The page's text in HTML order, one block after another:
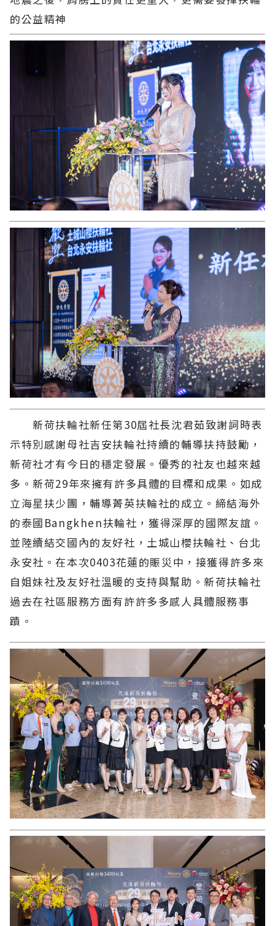
的公益精神
新荷扶輪社新任第30屆社長沈君茹致謝詞時表
示特別感謝母社吉安扶輪社持續的輔導扶持鼓勵，
新荷社才有今日的穩定發展。優秀的社友也越來越
多。新荷29年來擁有許多具體的目標和成果。如成
立海星扶少團，輔導菁英扶輪社的成立。締結海外
的泰國Bangkhen扶輪社，獲得深厚的國際友誼。
並陸續結交國內的友好社，土城山櫻扶輪社、台北
永安社。在本次0403花蓮的賑災中，接獲得許多來
自姐妹社及友好社溫暖的支持與幫助。新荷扶輪社
過去在社區服務方面有許許多多感人具體服務事
蹟。